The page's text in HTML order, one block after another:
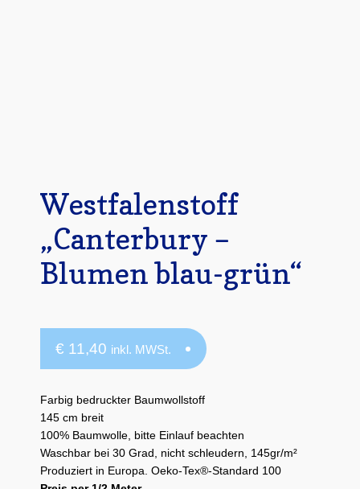
Westfalenstoff
„Canterbury –
Blumen blau-grün“
€ 11,40 inkl. MWSt.
Farbig bedruckter Baumwollstoff
145 cm breit
100% Baumwolle, bitte Einlauf beachten
Waschbar bei 30 Grad, nicht schleudern, 145gr/m²
Produziert in Europa. Oeko-Tex®-Standard 100